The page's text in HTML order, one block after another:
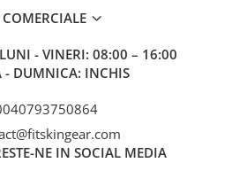
COMERCIALE
LUNI - VINERI: 08:00 – 16:00
- DUMNICA: INCHIS
NE IN SOCIAL MEDIA